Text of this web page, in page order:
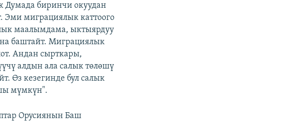
Думада биринчи окуудан
Эми миграциялык каттоого
маалымдама, ыктыярдуу
баштайт. Миграциялык
Андан сырткары,
алдын ала салык төлөшү
Өз кезегинде бул салык
мүмкүн".
Орусиянын Баш